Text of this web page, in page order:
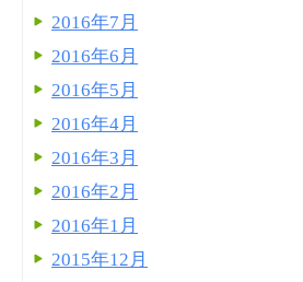
2016年7月
2016年6月
2016年5月
2016年4月
2016年3月
2016年2月
2016年1月
2015年12月